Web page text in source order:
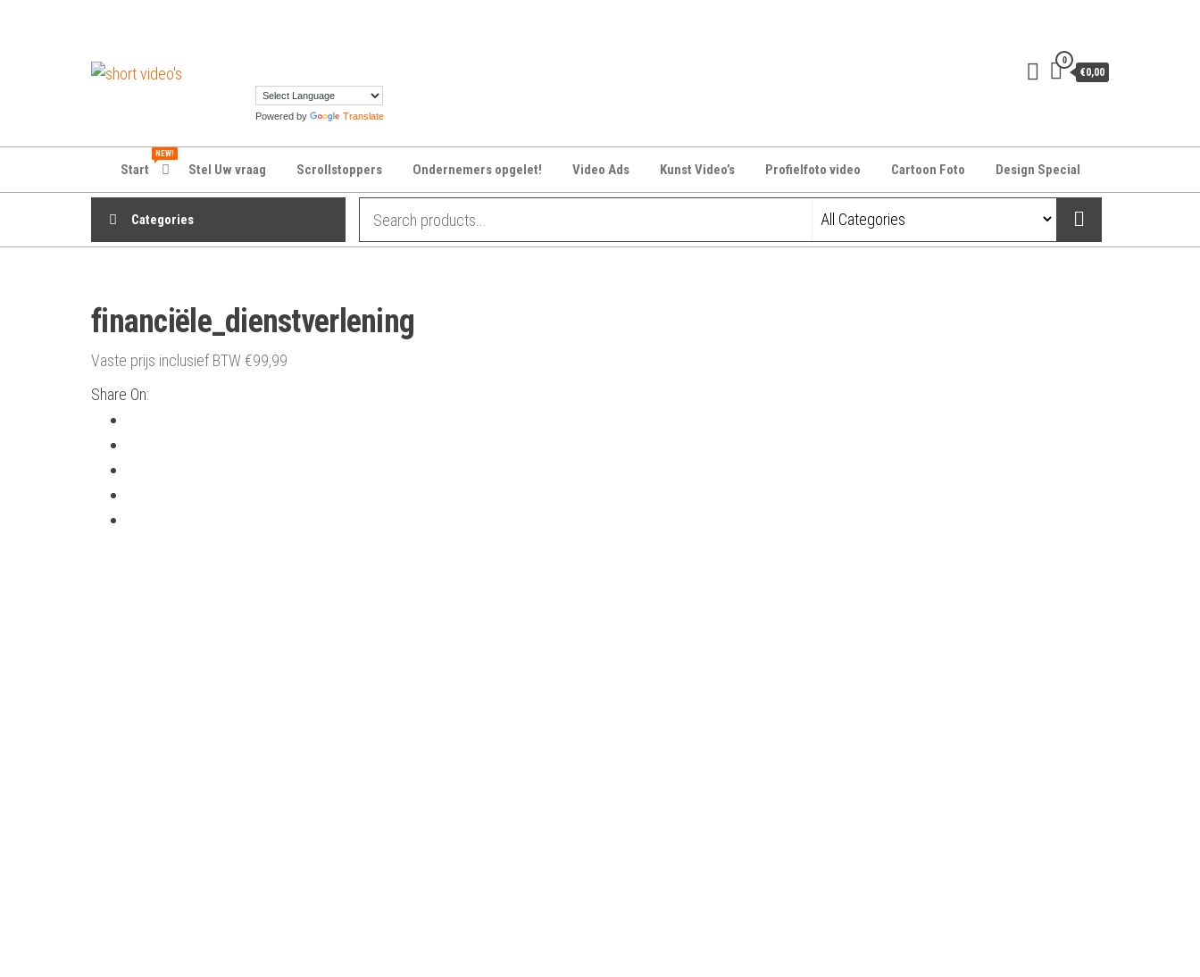
Powered by Translate
0
€0,00
Start
NEW!
Stel Uw vraag Scrollstoppers Ondernemers opgelet! Video Ads Kunst Video’s Profielfoto video Cartoon Foto Design Special
Categories
financiële_dienstverlening
Vaste prijs inclusief BTW€99,99
Share On: